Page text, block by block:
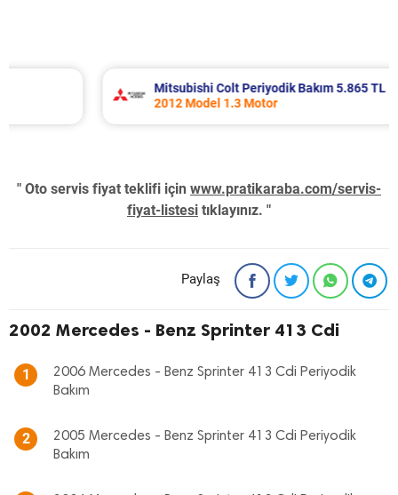
Mitsubishi Colt Periyodik Bakım 5.865 TL
2012 Model 1.3 Motor
" Oto servis fiyat teklifi için www.pratikaraba.com/servis-
fiyat-listesi tıklayınız. "
Paylaş
2002 Mercedes - Benz Sprinter 413 Cdi
1
2006 Mercedes - Benz Sprinter 413 Cdi Periyodik
Bakım
2
2005 Mercedes - Benz Sprinter 413 Cdi Periyodik
Bakım